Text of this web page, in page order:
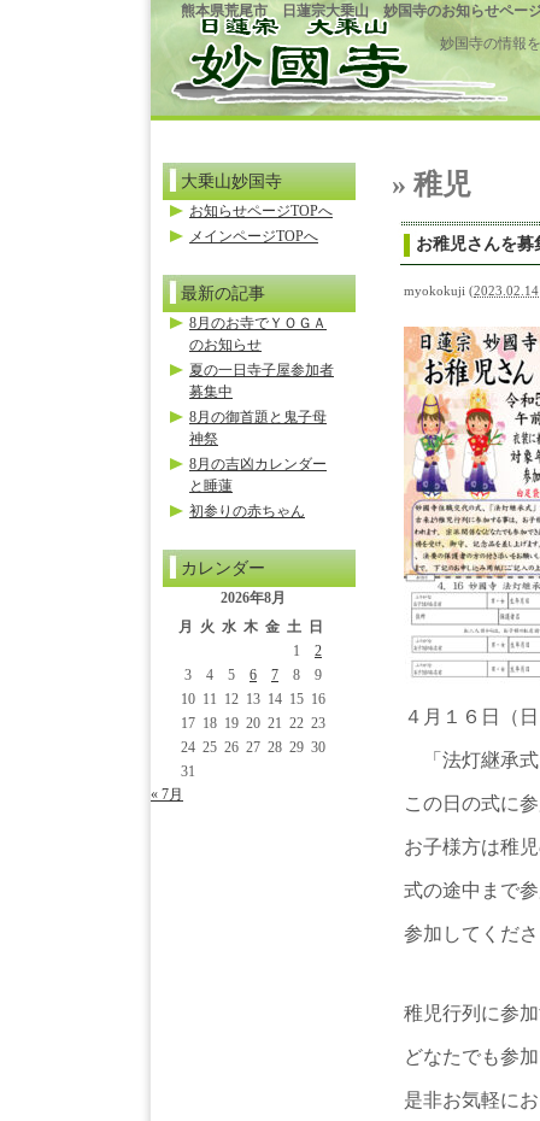
熊本県荒尾市 日蓮宗大乗山 妙国寺のお知らせペー
妙国寺の情報
» 稚児
お稚児さんを募
myokokuji (
４月１６日（
「法灯継承式
この日の式に
お子様方は稚
式の途中まで
参加してくだ
稚児行列に参
どなたでも参
是非お気軽に
大乗山妙国寺
お知らせページTOPへ
メインページTOPへ
最新の記事
8月のお寺でＹＯＧＡ
のお知らせ
夏の一日寺子屋参加者
募集中
8月の御首題と鬼子母
神祭
8月の吉凶カレンダー
と睡蓮
初参りの赤ちゃん
カレンダー
2026年8月
月
火 水 木 金 土
日
1
2
3
4 5 6 7 8
9
10 11 12 13 14 15 16
17 18 19 20 21 22 23
24 25 26 27 28 29 30
31
« 7月